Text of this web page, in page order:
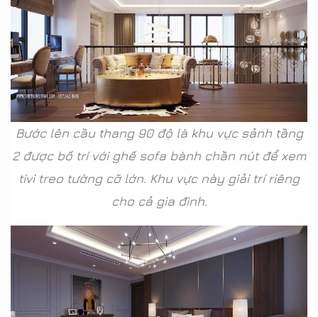
Bước lên cầu thang 90 độ là khu vực sảnh tầng
2 được bố trí với ghế sofa bành chần nút để xem
tivi treo tường cỡ lớn. Khu vực này giải trí riêng
cho cả gia đình.